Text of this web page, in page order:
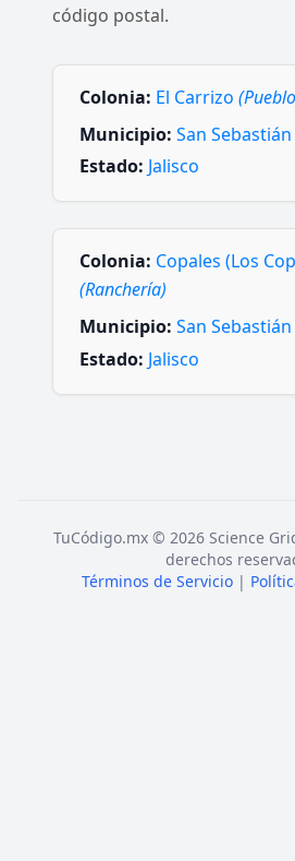
código postal.
Colonia: El Carrizo
Municipio: San
Estado: Jalisco
Colonia: Copales (Los
(Ranchería)
Municipio: San
Estado: Jalisco
TuCódigo.mx © 2026 Science
derechos
Términos de Servicio |